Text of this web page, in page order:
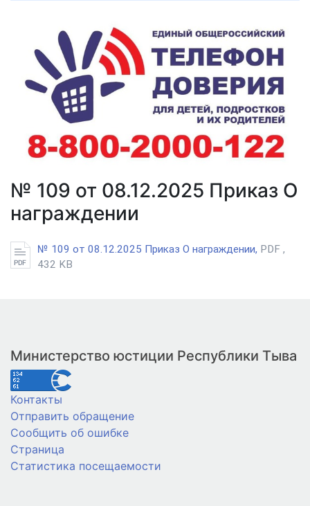
№ 109 от 08.12.2025 Приказ О
награждении
№ 109 от 08.12.2025 Приказ О награждении, PDF ,
432 KB
Министерство юстиции Республики Тыва
Контакты
Отправить обращение
Сообщить об ошибке
Страница
Статистика посещаемости